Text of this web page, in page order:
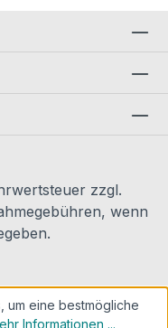
zzgl.
wenn
um eine bestmögliche
Informationen ...